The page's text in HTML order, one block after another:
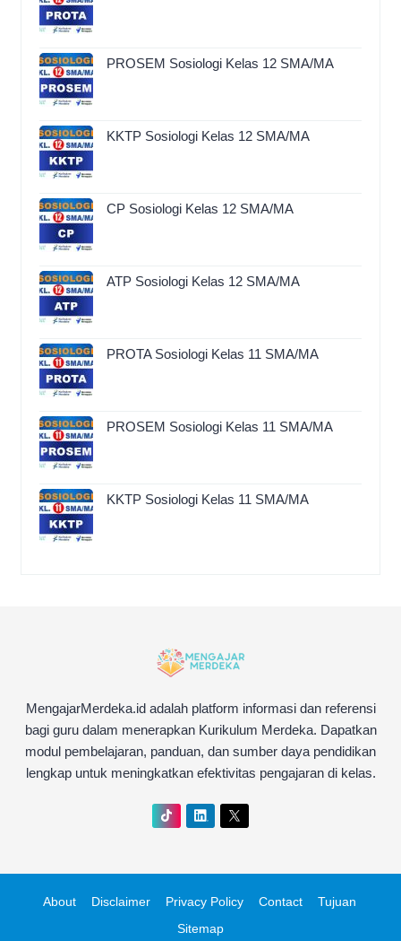
PROSEM Sosiologi Kelas 12 SMA/MA
KKTP Sosiologi Kelas 12 SMA/MA
CP Sosiologi Kelas 12 SMA/MA
ATP Sosiologi Kelas 12 SMA/MA
PROTA Sosiologi Kelas 11 SMA/MA
PROSEM Sosiologi Kelas 11 SMA/MA
KKTP Sosiologi Kelas 11 SMA/MA
MengajarMerdeka.id adalah platform informasi dan referensi
bagi guru dalam menerapkan Kurikulum Merdeka. Dapatkan
modul pembelajaran, panduan, dan sumber daya pendidikan
lengkap untuk meningkatkan efektivitas pengajaran di kelas.
About Disclaimer Privacy Policy Contact
Tujuan
Sitemap